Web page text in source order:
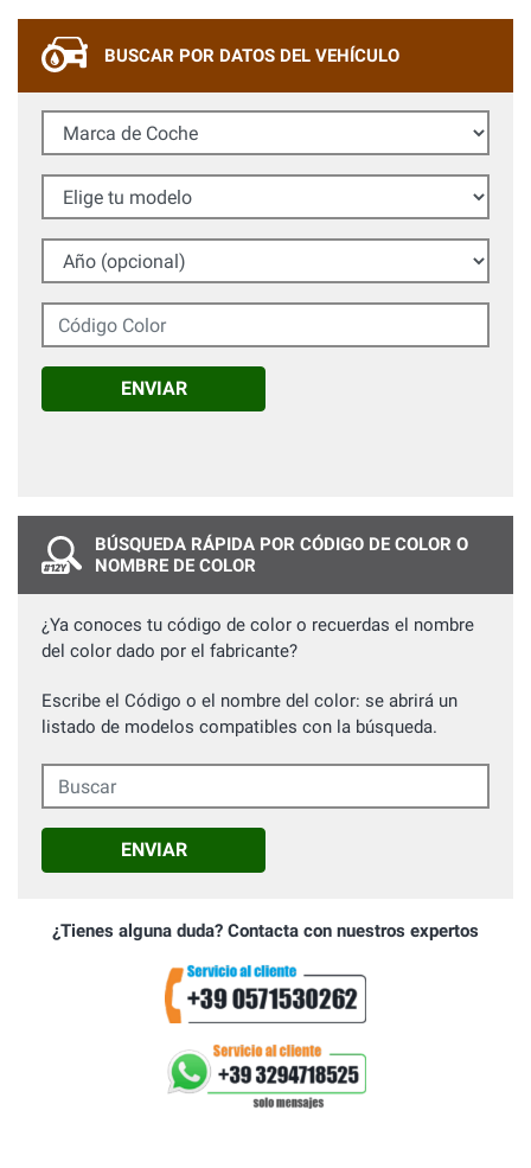
BUSCAR POR DATOS DEL VEHÍCULO
Marca de Coche
Elige tu modelo
Año (opcional)
Código Color
ENVIAR
BÚSQUEDA RÁPIDA POR CÓDIGO DE COLOR O
NOMBRE DE COLOR
¿Ya conoces tu código de color o recuerdas el nombre
del color dado por el fabricante?
Escribe el Código o el nombre del color: se abrirá un
listado de modelos compatibles con la búsqueda.
Buscar
ENVIAR
¿Tienes alguna duda? Contacta con nuestros expertos